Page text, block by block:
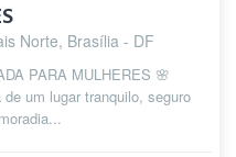
Norte, Brasília - DF
PARA MULHERES 🌸
um lugar tranquilo, seguro